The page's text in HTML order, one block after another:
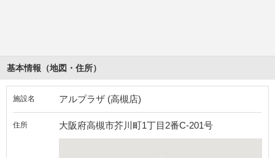
基本情報（地図・住所）
施設名 アルプラザ (高槻店)
住所 大阪府高槻市芥川町1丁目2番C-201号